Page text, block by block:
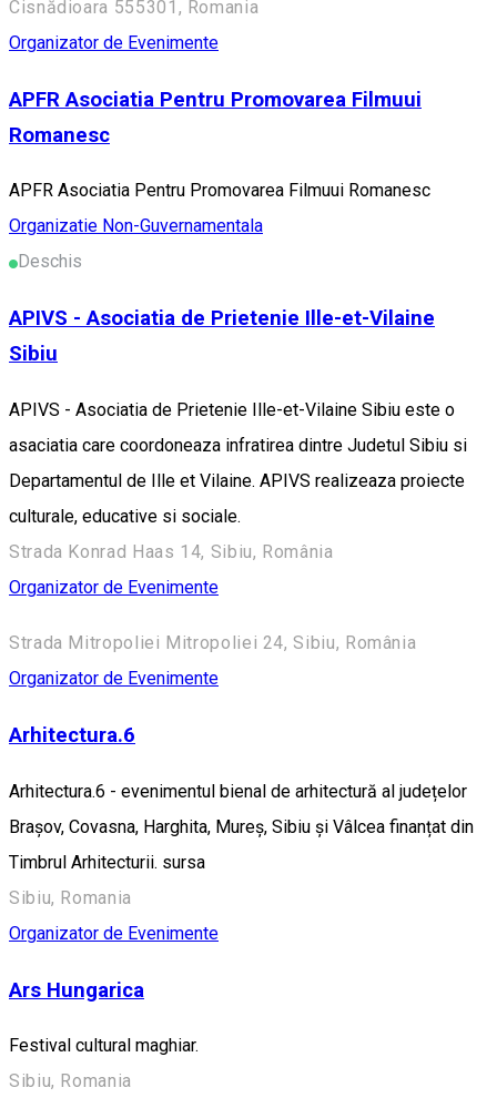
Cisnădioara 555301, Romania
Organizator de Evenimente
APFR Asociatia Pentru Promovarea Filmuui
Romanesc
APFR Asociatia Pentru Promovarea Filmuui Romanesc
Organizatie Non-Guvernamentala
Deschis
APIVS - Asociatia de Prietenie Ille-et-Vilaine
Sibiu
APIVS - Asociatia de Prietenie Ille-et-Vilaine Sibiu este o
asaciatia care coordoneaza infratirea dintre Judetul Sibiu si
Departamentul de Ille et Vilaine. APIVS realizeaza proiecte
culturale, educative si sociale.
Strada Konrad Haas 14, Sibiu, România
Organizator de Evenimente
Strada Mitropoliei Mitropoliei 24, Sibiu, România
Organizator de Evenimente
Arhitectura.6
Arhitectura.6 - evenimentul bienal de arhitectură al județelor
Brașov, Covasna, Harghita, Mureș, Sibiu și Vâlcea finanțat din
Timbrul Arhitecturii. sursa
Sibiu, Romania
Organizator de Evenimente
Ars Hungarica
Festival cultural maghiar.
Sibiu, Romania